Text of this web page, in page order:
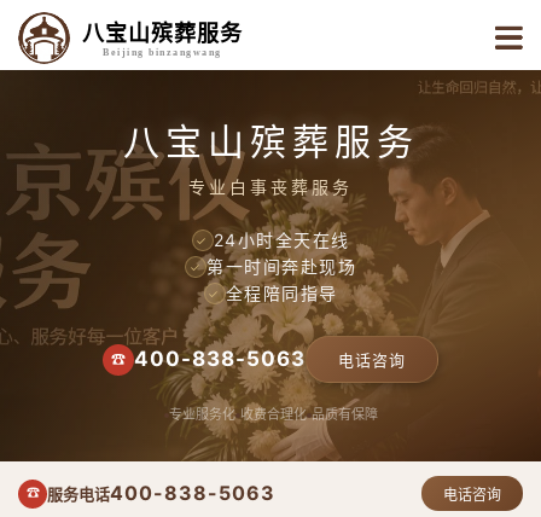
八宝山殡葬服务
Beijing binzangwang
八宝山殡葬服务
专业白事丧葬服务
✓ 24小时全天在线
✓ 第一时间奔赴现场
✓ 全程陪同指导
☎ 400-838-5063 电话咨询
专业服务化 收费合理化 品质有保障
☎ 服务电话400-838-5063 电话咨询